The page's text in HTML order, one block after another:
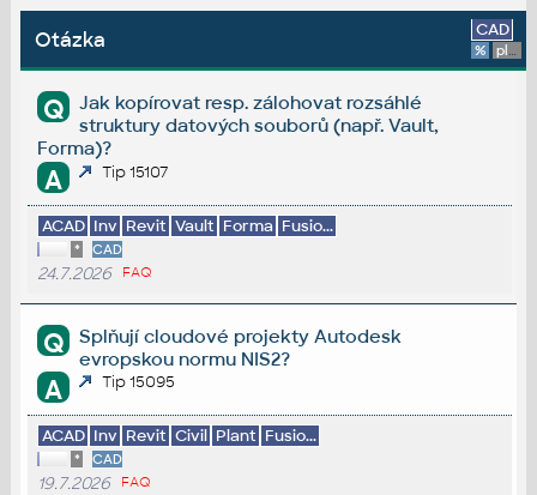
Otázka CAD
% platforma
Q
Jak kopírovat resp. zálohovat rozsáhlé
struktury datových souborů (např. Vault,
Forma)?
A Tip 15107
ACAD Inv Revit Vault Forma Fusio...
* CAD
24.7.2026 FAQ
Q
Splňují cloudové projekty Autodesk
evropskou normu NIS2?
A Tip 15095
ACAD Inv Revit Civil Plant Fusio...
* CAD
19.7.2026 FAQ